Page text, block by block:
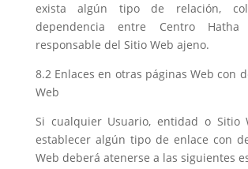
exista algún tipo de relación,
dependencia entre Centro
responsable del Sitio Web ajeno.
8.2 Enlaces en otras páginas Web con
Web
Si cualquier Usuario, entidad o Sitio
establecer algún tipo de enlace con
Web deberá atenerse a las siguientes